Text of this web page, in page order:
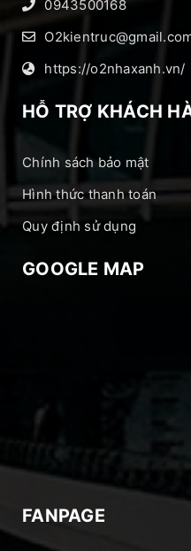
0943500168
https://o2nhaxanh.vn/
HỖ TRỢ KHÁCH
Chính sách bảo mật
Hình thức thanh toán
Quy định sử dụng
GOOGLE MAP
FANPAGE